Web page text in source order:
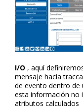
I/O , aquí
mensaje hacia
de evento dentro de
esta información no
atributos calculados